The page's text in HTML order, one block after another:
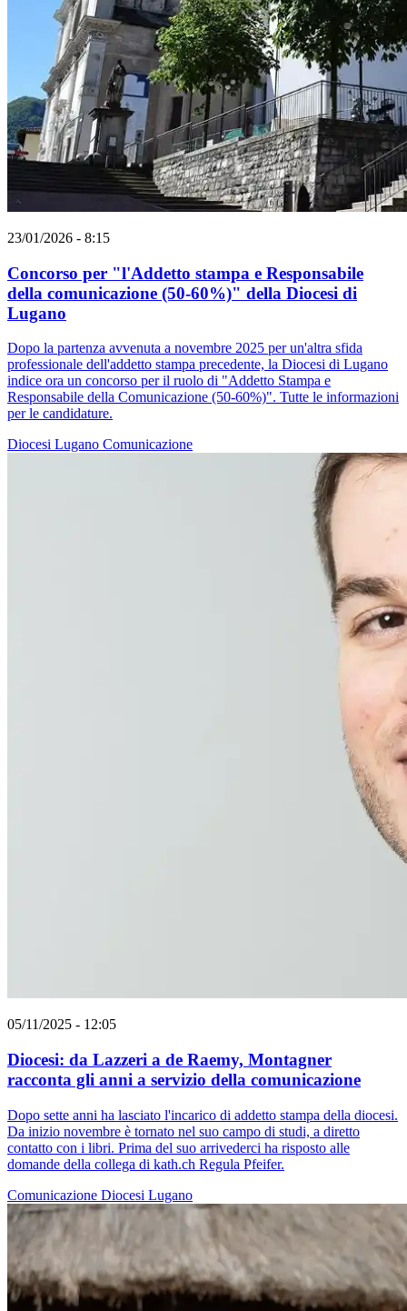
23/01/2026 - 8:15
Concorso per "l'Addetto stampa e Responsabile
della comunicazione (50-60%)" della Diocesi di
Lugano
Dopo la partenza avvenuta a novembre 2025 per un'altra sfida
professionale dell'addetto stampa precedente, la Diocesi di Lugano
indice ora un concorso per il ruolo di "Addetto Stampa e
Responsabile della Comunicazione (50-60%)". Tutte le informazioni
per le candidature.
Diocesi Lugano Comunicazione
05/11/2025 - 12:05
Diocesi: da Lazzeri a de Raemy, Montagner
racconta gli anni a servizio della comunicazione
Dopo sette anni ha lasciato l'incarico di addetto stampa della diocesi.
Da inizio novembre è tornato nel suo campo di studi, a diretto
contatto con i libri. Prima del suo arrivederci ha risposto alle
domande della collega di kath.ch Regula Pfeifer.
Comunicazione Diocesi Lugano